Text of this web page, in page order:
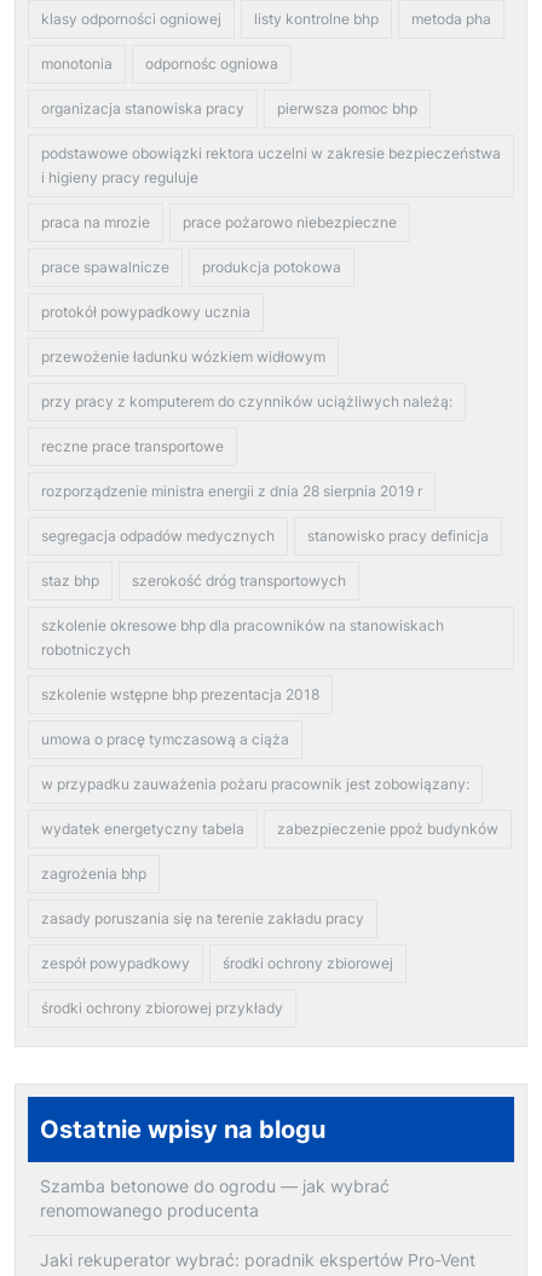
klasy odporności ogniowej listy kontrolne bhp metoda pha
monotonia odpornośc ogniowa
organizacja stanowiska pracy pierwsza pomoc bhp
podstawowe obowiązki rektora uczelni w zakresie bezpieczeństwa
i higieny pracy reguluje
praca na mrozie prace pożarowo niebezpieczne
prace spawalnicze produkcja potokowa
protokół powypadkowy ucznia
przewożenie ładunku wózkiem widłowym
przy pracy z komputerem do czynników uciążliwych należą:
reczne prace transportowe
rozporządzenie ministra energii z dnia 28 sierpnia 2019 r
segregacja odpadów medycznych stanowisko pracy definicja
staz bhp szerokość dróg transportowych
szkolenie okresowe bhp dla pracowników na stanowiskach
robotniczych
szkolenie wstępne bhp prezentacja 2018
umowa o pracę tymczasową a ciąża
w przypadku zauważenia pożaru pracownik jest zobowiązany:
wydatek energetyczny tabela zabezpieczenie ppoż budynków
zagrożenia bhp
zasady poruszania się na terenie zakładu pracy
zespół powypadkowy środki ochrony zbiorowej
środki ochrony zbiorowej przykłady
Ostatnie wpisy na blogu
Szamba betonowe do ogrodu — jak wybrać
renomowanego producenta
Jaki rekuperator wybrać: poradnik ekspertów Pro-Vent